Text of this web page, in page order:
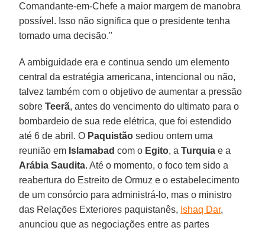
Comandante-em-Chefe a maior margem de manobra
possível. Isso não significa que o presidente tenha
tomado uma decisão."
A ambiguidade era e continua sendo um elemento
central da estratégia americana, intencional ou não,
talvez também com o objetivo de aumentar a pressão
sobreTeerã, antes do vencimento do ultimato para o
bombardeio de sua rede elétrica, que foi estendido
até 6 de abril. O Paquistão sediou ontem uma
reunião em Islamabad com o Egito, aTurquia e a
Arábia Saudita. Até o momento, o foco tem sido a
reabertura do Estreito de Ormuz e o estabelecimento
de um consórcio para administrá-lo, mas o ministro
das Relações Exteriores paquistanês, Ishaq Dar,
anunciou que as negociações entre as partes